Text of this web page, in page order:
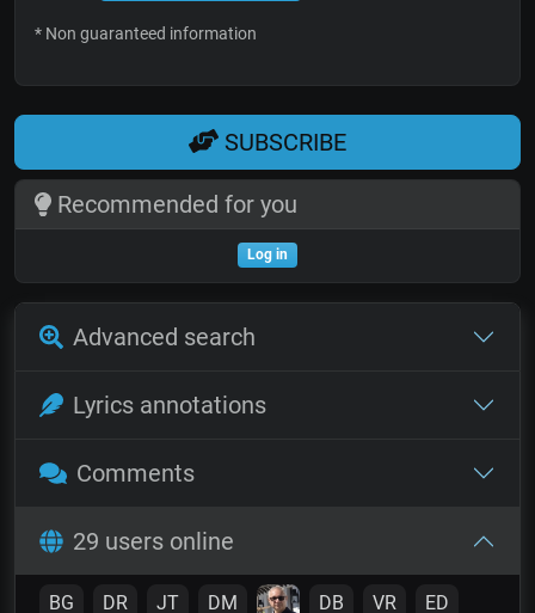
* Non guaranteed information
SUBSCRIBE
Recommended for you
Log in
Advanced search
Lyrics annotations
Comments
29 users online
BG DR JT DM DB VR ED